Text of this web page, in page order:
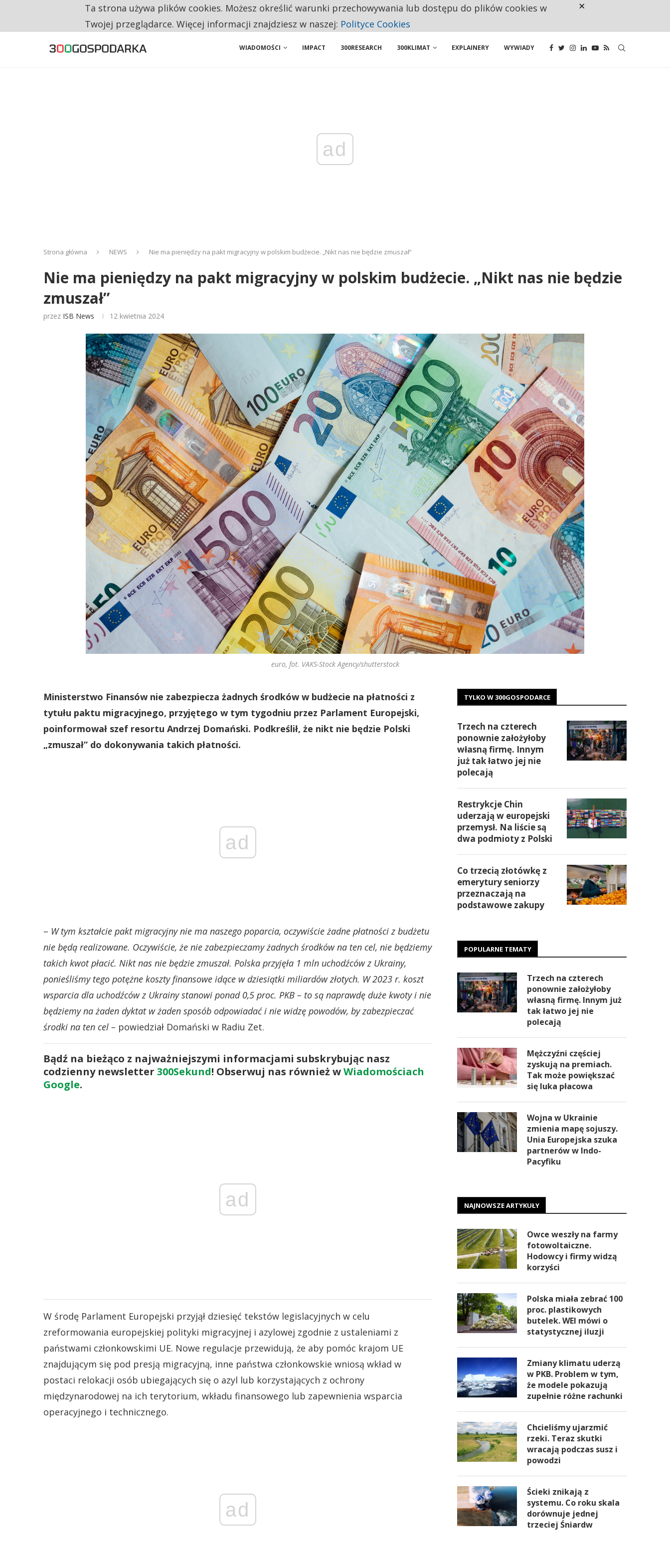
160 ZNAKÓW TO ZA MAŁO. FUNDACJA PROPONUJE PROSTĄ ZMIANĘ, KTÓRA MOŻE OGRANICZYĆ CHAOS W KRYZYSIE
WIADOMOŚCI IMPACT 300RESEARCH 300KLIMAT EXPLAINERY WYWIADY
ad
Strona główna NEWS Nie ma pieniędzy na pakt migracyjny w polskim budżecie. „Nikt nas nie będzie zmuszał”
Nie ma pieniędzy na pakt migracyjny w polskim budżecie. „Nikt nas nie będzie
zmuszał”
przez ISB News 12 kwietnia 2024
euro, fot. VAKS-Stock Agency/shutterstock
Ministerstwo Finansów nie zabezpiecza żadnych środków w budżecie na płatności z
tytułu paktu migracyjnego, przyjętego w tym tygodniu przez Parlament Europejski,
poinformował szef resortu Andrzej Domański. Podkreślił, że nikt nie będzie Polski
„zmuszał” do dokonywania takich płatności.
ad
– W tym kształcie pakt migracyjny nie ma naszego poparcia, oczywiście żadne płatności z budżetu
nie będą realizowane. Oczywiście, że nie zabezpieczamy żadnych środków na ten cel, nie będziemy
takich kwot płacić. Nikt nas nie będzie zmuszał. Polska przyjęła 1 mln uchodźców z Ukrainy,
ponieśliśmy tego potężne koszty finansowe idące w dziesiątki miliardów złotych. W 2023 r. koszt
wsparcia dla uchodźców z Ukrainy stanowi ponad 0,5 proc. PKB – to są naprawdę duże kwoty i nie
będziemy na żaden dyktat w żaden sposób odpowiadać i nie widzę powodów, by zabezpieczać
środki na ten cel – powiedział Domański w Radiu Zet.
Bądź na bieżąco z najważniejszymi informacjami subskrybując nasz
codzienny newsletter 300Sekund! Obserwuj nas również wWiadomościach
Google.
ad
W środę Parlament Europejski przyjął dziesięć tekstów legislacyjnych w celu
zreformowania europejskiej polityki migracyjnej i azylowej zgodnie z ustaleniami z
państwami członkowskimi UE. Nowe regulacje przewidują, że aby pomóc krajom UE
znajdującym się pod presją migracyjną, inne państwa członkowskie wniosą wkład w
postaci relokacji osób ubiegających się o azyl lub korzystających z ochrony
międzynarodowej na ich terytorium, wkładu finansowego lub zapewnienia wsparcia
operacyjnego i technicznego.
ad
TYLKO W 300GOSPODARCE
Trzech na czterech
ponownie założyłoby
własną firmę. Innym
już tak łatwo jej nie
polecają
Restrykcje Chin
uderzają w europejski
przemysł. Na liście są
dwa podmioty z Polski
Co trzecią złotówkę z
emerytury seniorzy
przeznaczają na
podstawowe zakupy
POPULARNE TEMATY
Trzech na czterech
ponownie założyłoby
własną firmę. Innym już
tak łatwo jej nie
polecają
Mężczyźni częściej
zyskują na premiach.
Tak może powiększać
się luka płacowa
Wojna w Ukrainie
zmienia mapę sojuszy.
Unia Europejska szuka
partnerów w Indo-
Pacyfiku
NAJNOWSZE ARTYKUŁY
Owce weszły na farmy
fotowoltaiczne.
Hodowcy i firmy widzą
korzyści
Polska miała zebrać 100
proc. plastikowych
butelek. WEI mówi o
statystycznej iluzji
Zmiany klimatu uderzą
w PKB. Problem w tym,
że modele pokazują
zupełnie różne rachunki
Chcieliśmy ujarzmić
rzeki. Teraz skutki
wracają podczas susz i
powodzi
Ścieki znikają z
systemu. Co roku skala
dorównuje jednej
trzeciej Śniardw
Ta strona używa plików cookies. Możesz określić warunki przechowywania lub dostępu do plików cookies w
Twojej przeglądarce. Więcej informacji znajdziesz w naszej: Polityce Cookies
×